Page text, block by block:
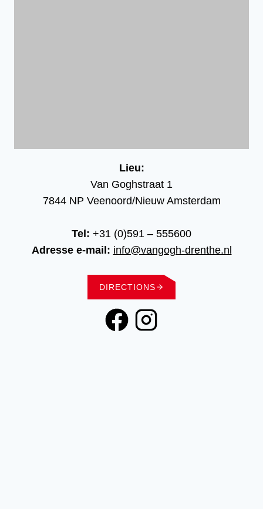
Lieu:
Van Goghstraat 1
7844 NP Veenoord/Nieuw Amsterdam
Tel: +31 (0)591 – 555600
Adresse e-mail: info@vangogh-drenthe.nl
DIRECTIONS